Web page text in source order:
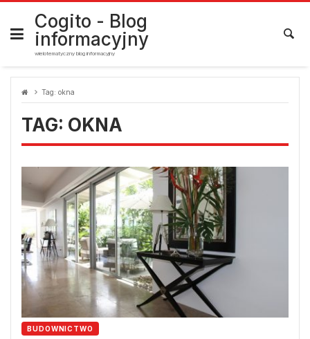
Skip
content
Cogito - Blog
informacyjny
wielotematyczny blog informacyjny
Tag: okna
TAG: OKNA
BUDOWNICTWO